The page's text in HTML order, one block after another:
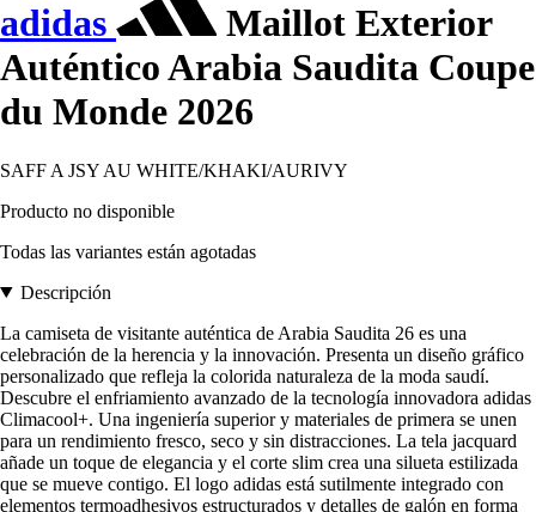
adidas
Maillot Exterior
Auténtico Arabia Saudita Coupe
du Monde 2026
SAFF A JSY AU WHITE/KHAKI/AURIVY
Producto no disponible
Todas las variantes están agotadas
Descripción
La camiseta de visitante auténtica de Arabia Saudita 26 es una
celebración de la herencia y la innovación. Presenta un diseño gráfico
personalizado que refleja la colorida naturaleza de la moda saudí.
Descubre el enfriamiento avanzado de la tecnología innovadora adidas
Climacool+. Una ingeniería superior y materiales de primera se unen
para un rendimiento fresco, seco y sin distracciones. La tela jacquard
añade un toque de elegancia y el corte slim crea una silueta estilizada
que se mueve contigo. El logo adidas está sutilmente integrado con
elementos termoadhesivos estructurados y detalles de galón en forma